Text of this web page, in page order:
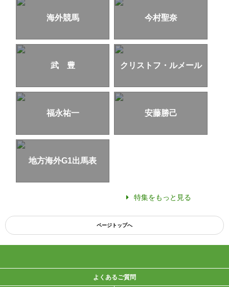
海外競馬 今村聖奈
武 豊 クリストフ・ルメール
福永祐一 安藤勝己
地方海外G1出馬表
特集をもっと見る
ページトップへ
よくあるご質問